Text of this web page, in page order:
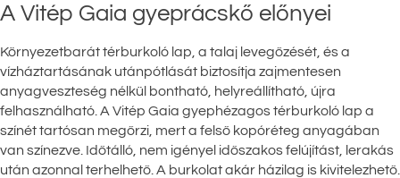
A Vitép Gaia gyeprácskő előnyei
Környezetbarát térburkoló lap, a talaj levegőzését, és a
vízháztartásának utánpótlását biztosítja zajmentesen
anyagveszteség nélkül bontható, helyreállítható, újra
felhasználható. A Vitép Gaia gyephézagos térburkoló lap a
színét tartósan megőrzi, mert a felső kopóréteg anyagában
van színezve. Időtálló, nem igényel időszakos felújítást, lerakás
után azonnal terhelhető. A burkolat akár házilag is kivitelezhető.